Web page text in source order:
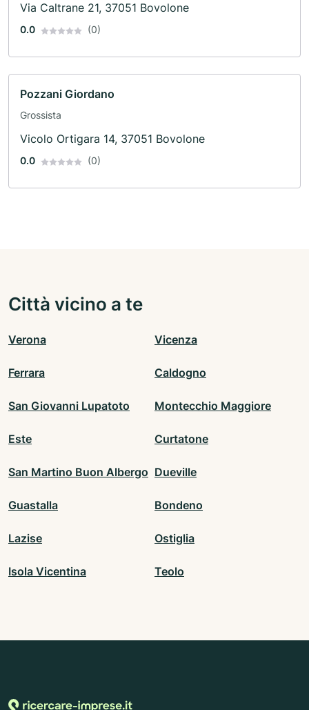
Via Caltrane 21, 37051 Bovolone
0.0 (0)
Pozzani Giordano
Grossista
Vicolo Ortigara 14, 37051 Bovolone
0.0 (0)
Città vicino a te
Verona Vicenza
Ferrara Caldogno
San Giovanni Lupatoto Montecchio Maggiore
Este Curtatone
San Martino Buon Albergo Dueville
Guastalla Bondeno
Lazise Ostiglia
Isola Vicentina Teolo